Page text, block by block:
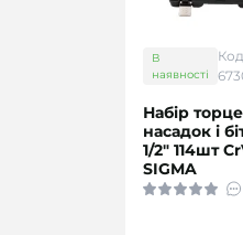
В
наявності
Набір
насадок і
1/2" 114шт
SIGMA